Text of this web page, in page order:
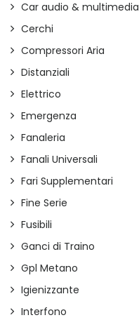
Car audio & multimedia
Cerchi
Compressori Aria
Distanziali
Elettrico
Emergenza
Fanaleria
Fanali Universali
Fari Supplementari
Fine Serie
Fusibili
Ganci di Traino
Gpl Metano
Igienizzante
Interfono